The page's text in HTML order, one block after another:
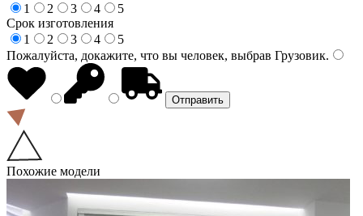
1
2 3 4
5
Срок изготовления
1
2 3 4
5
Пожалуйста, докажите, что вы человек, выбрав Грузовик.
Похожие модели